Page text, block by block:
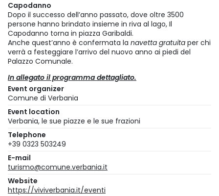
Capodanno
Dopo il successo dell’anno passato, dove oltre 3500
persone hanno brindato insieme in riva al lago, Il
Capodanno torna in piazza Garibaldi.
Anche quest’anno è confermata la navetta gratuita per chi
verrà a festeggiare l’arrivo del nuovo anno ai piedi del
Palazzo Comunale.
In allegato il programma dettagliato.
Event organizer
Comune di Verbania
Event location
Verbania, le sue piazze e le sue frazioni
Telephone
+39 0323 503249
E-mail
turismo@comune.verbania.it
Website
https://viviverbania.it/eventi